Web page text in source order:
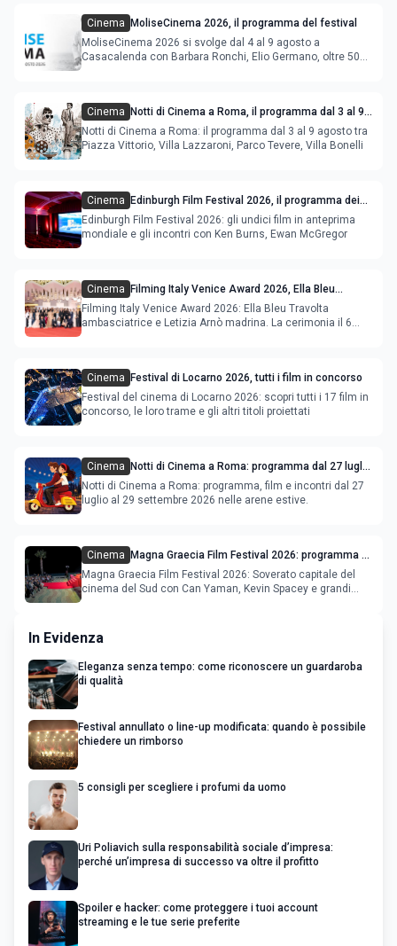
Cinema
MoliseCinema 2026, il programma del festival
MoliseCinema 2026 si svolge dal 4 al 9 agosto a
Casacalenda con Barbara Ronchi, Elio Germano, oltre 50
Cinema
Notti di Cinema a Roma, il programma dal 3 al 9
agosto
Notti di Cinema a Roma: il programma dal 3 al 9 agosto tra
Piazza Vittorio, Villa Lazzaroni, Parco Tevere, Villa Bonelli
Cinema
Edinburgh Film Festival 2026, il programma dei
film in anteprima mondiale
Edinburgh Film Festival 2026: gli undici film in anteprima
mondiale e gli incontri con Ken Burns, Ewan McGregor
Cinema
Filming Italy Venice Award 2026, Ella Bleu
Travolta ambasciatrice e Letizia Arnò madrina
Filming Italy Venice Award 2026: Ella Bleu Travolta
ambasciatrice e Letizia Arnò madrina. La cerimonia il 6
Cinema
Festival di Locarno 2026, tutti i film in concorso
Festival del cinema di Locarno 2026: scopri tutti i 17 film in
concorso, le loro trame e gli altri titoli proiettati
Cinema
Notti di Cinema a Roma: programma dal 27 luglio
al 2 agosto 2026
Notti di Cinema a Roma: programma, film e incontri dal 27
luglio al 29 settembre 2026 nelle arene estive.
Cinema
Magna Graecia Film Festival 2026: programma e
star internazionali
Magna Graecia Film Festival 2026: Soverato capitale del
cinema del Sud con Can Yaman, Kevin Spacey e grandi
In Evidenza
Eleganza senza tempo: come riconoscere un guardaroba
di qualità
Festival annullato o line-up modificata: quando è possibile
chiedere un rimborso
5 consigli per scegliere i profumi da uomo
Uri Poliavich sulla responsabilità sociale d’impresa:
perché un’impresa di successo va oltre il profitto
Spoiler e hacker: come proteggere i tuoi account
streaming e le tue serie preferite